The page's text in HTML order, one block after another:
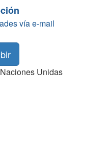
vía e-mail
Unidas